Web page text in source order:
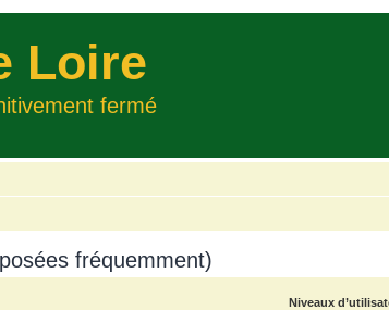
Loire
fermé
fréquemment)
Niveaux